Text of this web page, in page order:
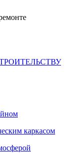
каркасом